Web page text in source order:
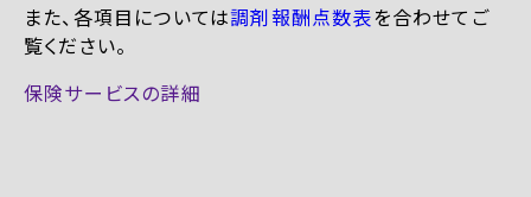
また、各項目については調剤報酬点数表を合わせてご
覧ください。
保険サービスの詳細